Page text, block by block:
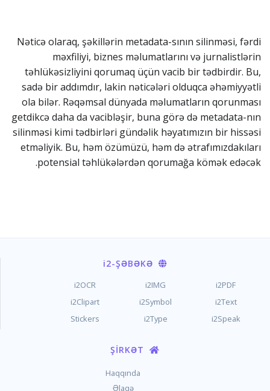
Nəticə olaraq, şəkillərin metadata-sının silinməsi, fərdi
məxfiliyi, biznes məlumatlarını və jurnalistlərin
təhlükəsizliyini qorumaq üçün vacib bir tədbirdir. Bu,
sadə bir addımdır, lakin nəticələri olduqca əhəmiyyətli
ola bilər. Rəqəmsal dünyada məlumatların qorunması
getdikcə daha da vacibləşir, buna görə də metadata-nın
silinməsi kimi tədbirləri gündəlik həyatımızın bir hissəsi
etməliyik. Bu, həm özümüzü, həm də ətrafımızdakıları
potensial təhlükələrdən qorumağa kömək edəcək.
i2-ŞƏBƏKƏ
i2PDF
i2IMG
i2OCR
i2Text
i2Symbol
i2Clipart
i2Speak
i2Type
Stickers
Haqqında
Əlaqə